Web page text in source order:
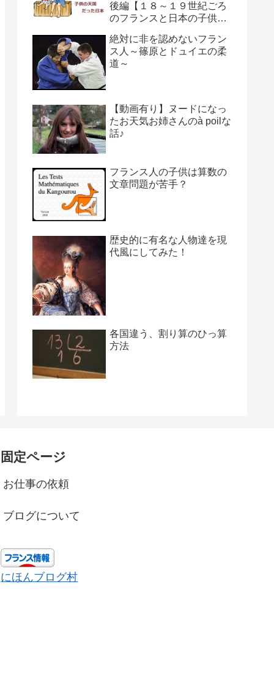
後編【１８～１９世紀ごろ
のフランスと日本の子供の
絶対に非を認めないフラン
ス人～篠原とドュイエの柔
道～
【動画有り】ヌードになっ
たお天気お姉さんのà poilな
話♪
フランス人の子供は算数の
文章問題が苦手？
歴史的に有名な人物達を現
代風にしてみた！
各国違う、割り算のひっ算
方法
固定ページ
お仕事の依頼
ブログについて
にほんブログ村